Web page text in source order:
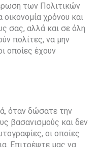
των Πολιτικών
χρόνου και
σας, αλλά και σε όλη
πολίτες, να μην
οποίες έχουν
όταν δώσατε την
βασανισμούς και δεν
οι οποίες
Επιτρέψτε μας να